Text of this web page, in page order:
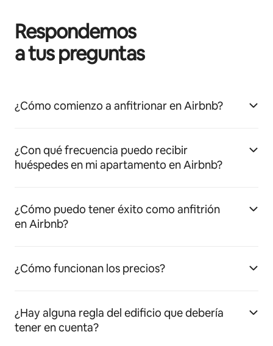
Respondemos
a tus preguntas
¿Cómo comienzo a anfitrionar en Airbnb?
¿Con qué frecuencia puedo recibir
huéspedes en mi apartamento en Airbnb?
¿Cómo puedo tener éxito como anfitrión
en Airbnb?
¿Cómo funcionan los precios?
¿Hay alguna regla del edificio que debería
tener en cuenta?